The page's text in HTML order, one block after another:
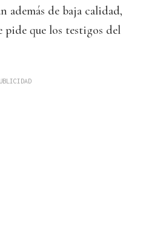
además de baja calidad,
que los testigos del